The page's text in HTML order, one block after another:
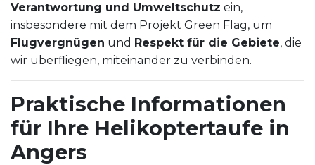
Verantwortung und Umweltschutz ein,
insbesondere mit dem Projekt Green Flag, um
Flugvergnügen und Respekt für die Gebiete, die
wir überfliegen, miteinander zu verbinden.
Praktische Informationen
für Ihre Helikoptertaufe in
Angers